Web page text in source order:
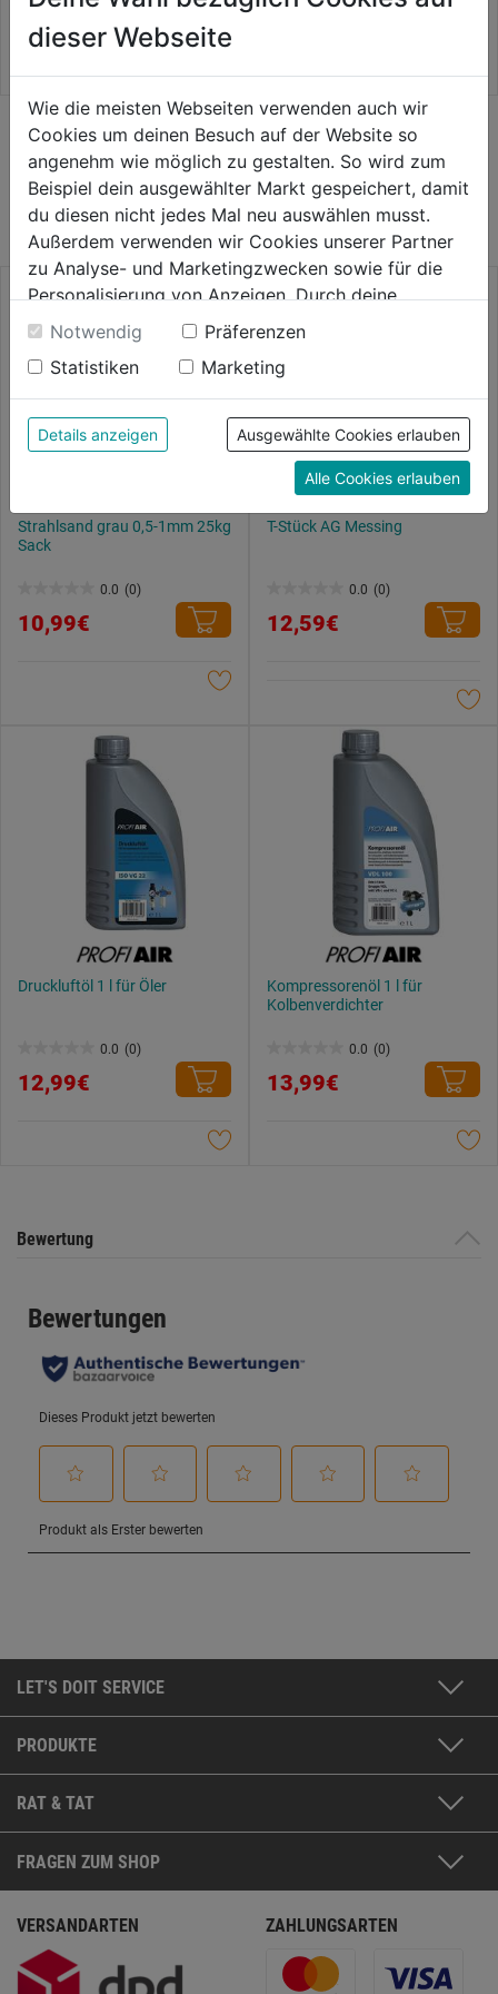
43,99€ 39,99€
WEITERE PRODUKTE AUS DIESER
KATEGORIE
Strahlsand grau 0,5-1mm 25kg
Sack
0.0 (0)
von
10,99€
T-Stück AG Messing
0.0 (0)
von
12,59€
Druckluftöl 1 l für Öler
0.0 (0)
von
12,99€
Kompressorenöl 1 l für
Kolbenverdichter
0.0 (0)
von
13,99€
Bewertung
LET'S DOIT SERVICE
PRODUKTE
RAT & TAT
FRAGEN ZUM SHOP
VERSANDARTEN ZAHLUNGSARTEN
dieser Webseite
Wie die meisten Webseiten verwenden auch wir
Cookies um deinen Besuch auf der Website so
angenehm wie möglich zu gestalten. So wird zum
Beispiel dein ausgewählter Markt gespeichert, damit
du diesen nicht jedes Mal neu auswählen musst.
Außerdem verwenden wir Cookies unserer Partner
zu Analyse- und Marketingzwecken sowie für die
Personalisierung von Anzeigen. Durch deine
Einwilligung werden die Daten von Drittanbieter,
unter anderem auch in den USA, verarbeitet.
Durch Klick auf "Alle Cookies erlauben" stimmst du
der Verwendung aller Cookies zu. Unter "Details
anzeigen" findest du alle Infos zu den
unterschiedlichen Cookies, unter "Cookies
Konfigurieren" kannst du auswählen, welche Cookies
du zulassen möchtest und welche nicht.
Weitere Informationen findest du in unserer
Notwendig
Präferenzen
Statistiken
Marketing
Details anzeigen Ausgewählte Cookies erlauben
Alle Cookies erlauben